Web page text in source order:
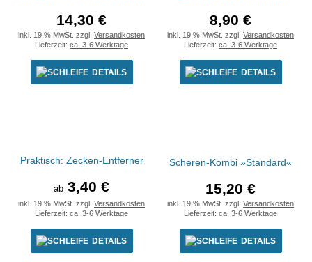
14,30 €
inkl. 19 % MwSt. zzgl. Versandkosten
Lieferzeit: ca. 3-6 Werktage
DETAILS
8,90 €
inkl. 19 % MwSt. zzgl. Versandkosten
Lieferzeit: ca. 3-6 Werktage
DETAILS
Praktisch: Zecken-Entferner
ab 3,40 €
inkl. 19 % MwSt. zzgl. Versandkosten
Lieferzeit: ca. 3-6 Werktage
DETAILS
Scheren-Kombi »Standard«
15,20 €
inkl. 19 % MwSt. zzgl. Versandkosten
Lieferzeit: ca. 3-6 Werktage
DETAILS